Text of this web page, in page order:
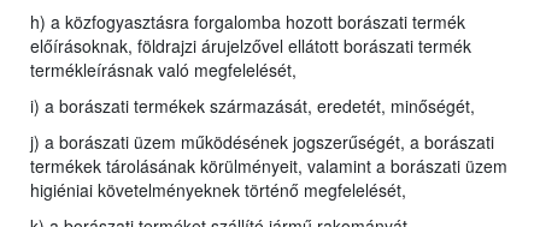
h) a közfogyasztásra forgalomba hozott borászati termék
előírásoknak, földrajzi árujelzővel ellátott borászati termék
termékleírásnak való megfelelését,
i) a borászati termékek származását, eredetét, minőségét,
j) a borászati üzem működésének jogszerűségét, a borászati
termékek tárolásának körülményeit, valamint a borászati üzem
higiéniai követelményeknek történő megfelelését,